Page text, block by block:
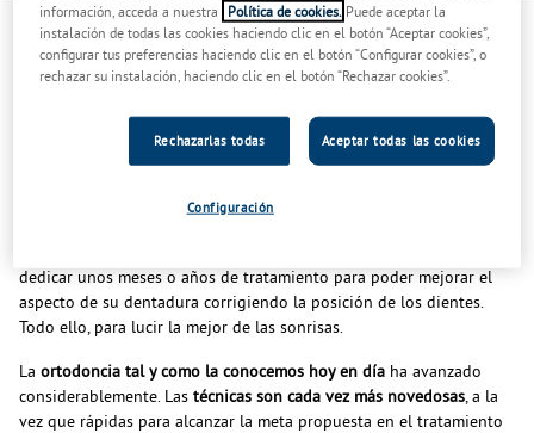
¿Pensando en lucir la mejor de las sonrisas? ¿Te gustaría que el
tratamiento para corregir esas imperfecciones en la colocación de
los dientes sea lo menos visible posible? Hoy más que nunca es
Echando la vista atrás, antes había que recurrir altratamiento
perfecta gracias a unos dientes perfectamente colocados, en
dedicar unos meses o años de tratamiento para poder mejorar el
aspecto de su dentadura corrigiendo la posición de los dientes.
Todo ello, para lucir la mejor de las sonrisas.
La ortodoncia tal y como la conocemos hoy en día ha avanzado
considerablemente. Las técnicas son cada vez más novedosas, a la
vez que rápidas para alcanzar la meta propuesta en el tratamiento
información, acceda a nuestra
Política de cookies. Puede aceptar la
instalación de todas las cookies haciendo clic en el botón “Aceptar cookies”,
configurar tus preferencias haciendo clic en el botón “Configurar cookies”, o
rechazar su instalación, haciendo clic en el botón “Rechazar cookies”.
Rechazarlas todas Aceptar todas las cookies
Configuración